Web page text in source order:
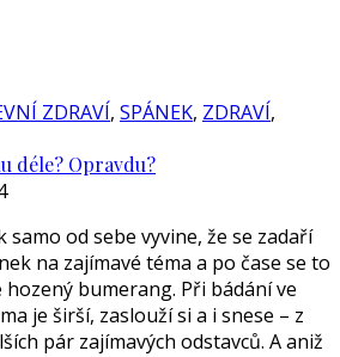
ZDRAVÍ, SPÁNEK, ZDRAVÍ,
déle? Opravdu?
samo od sebe vyvine, že se zadaří
na zajímavé téma a po čase se to
bumerang. Při bádání ve
je širší, zaslouží si a i snese – z
pár zajímavých odstavců. A aniž